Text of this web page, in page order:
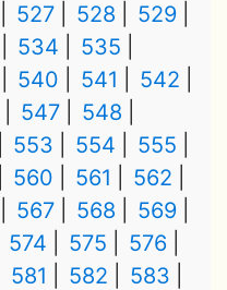
527 528
529
534
535
540 541
542
547
548
553 554
555
560 561
562
567 568
569
574 575
576
581 582
583